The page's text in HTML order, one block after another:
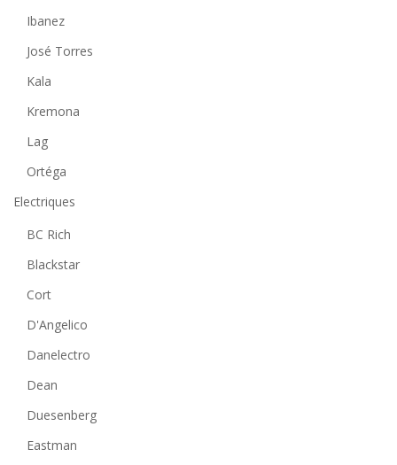
Ibanez
José Torres
Kala
Kremona
Lag
Ortéga
Electriques
BC Rich
Blackstar
Cort
D'Angelico
Danelectro
Dean
Duesenberg
Eastman